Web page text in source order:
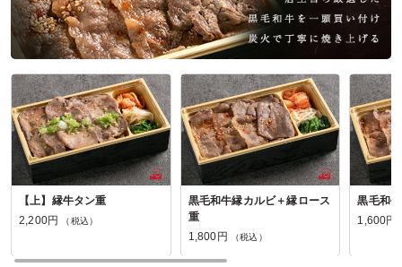
【上】縁牛タン重
2,200円
（税込）
黒毛和牛縁カルビ＋縁ロース
重
1,800円
（税込）
黒毛和
1,600円